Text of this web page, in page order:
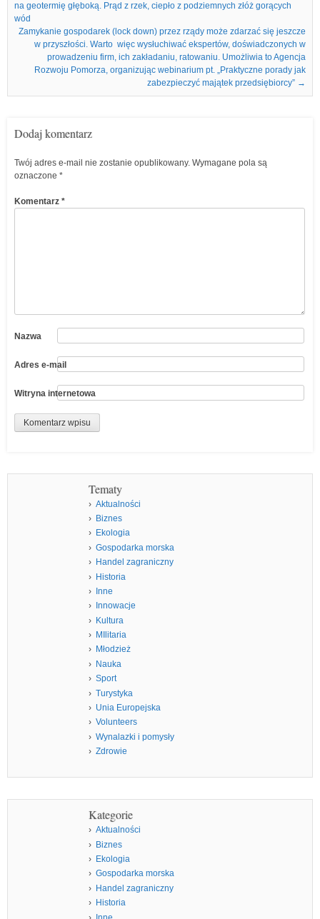
na geotermię głęboką. Prąd z rzek, ciepło z podziemnych złóż gorących
wód
Zamykanie gospodarek (lock down) przez rządy może zdarzać się jeszcze
w przyszłości. Warto więc wysłuchiwać ekspertów, doświadczonych w
prowadzeniu firm, ich zakładaniu, ratowaniu. Umożliwia to Agencja
Rozwoju Pomorza, organizując webinarium pt. „Praktyczne porady jak
zabezpieczyć majątek przedsiębiorcy” →
Dodaj komentarz
Twój adres e-mail nie zostanie opublikowany. Wymagane pola są
oznaczone *
Komentarz *
Nazwa
Adres e-mail
Witryna internetowa
Tematy
Aktualności
Biznes
Ekologia
Gospodarka morska
Handel zagraniczny
Historia
Inne
Innowacje
Kultura
MIlitaria
Młodzież
Nauka
Sport
Turystyka
Unia Europejska
Volunteers
Wynalazki i pomysły
Zdrowie
Kategorie
Aktualności
Biznes
Ekologia
Gospodarka morska
Handel zagraniczny
Historia